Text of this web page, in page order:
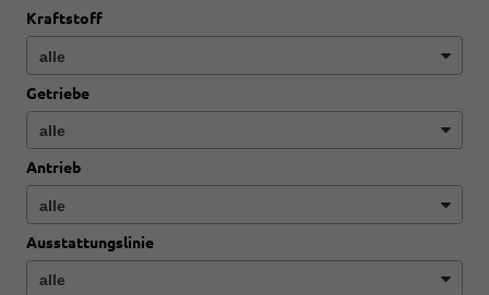
Kraftstoff
Getriebe
Antrieb
Ausstattungslinie